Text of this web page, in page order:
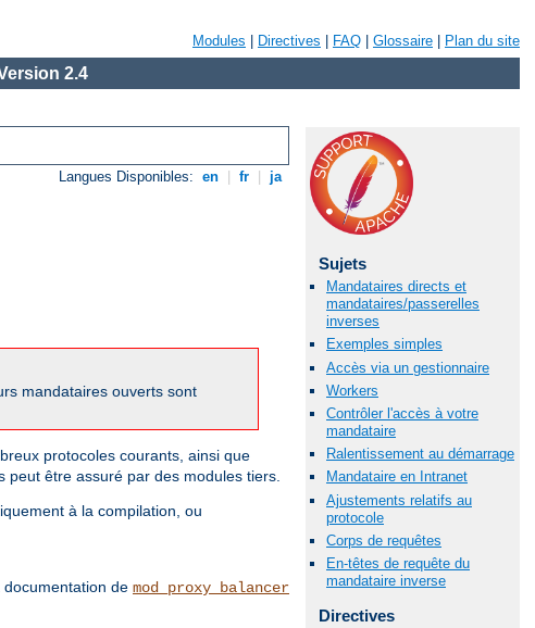
Modules Directives FAQ Glossaire Plan du site
2.4
Langues Disponibles: en fr ja
mandataires ouverts sont
protocoles courants, ainsi que
être assuré par des modules tiers.
à la compilation, ou
de mod_proxy_balancer
Sujets
Mandataires directs et
mandataires/passerelles
inverses
Exemples simples
Accès via un gestionnaire
Workers
Contrôler l'accès à votre
mandataire
Ralentissement au démarrage
Mandataire en Intranet
Ajustements relatifs au
protocole
Corps de requêtes
En-têtes de requête du
mandataire inverse
Directives